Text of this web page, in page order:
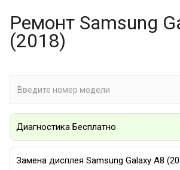
Ремонт Samsung
(2018)
Диагностика Бесплатно
Замена дисплея Samsung Galaxy A8